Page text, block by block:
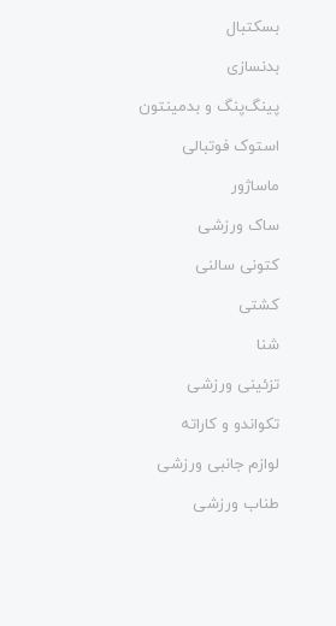
بسکتبال
بدنسازی
پینگ‌پنگ و بدمينتون
استوک فوتبالی
ماساژور
ساک ورزشی
کتونی سالنی
کشتی
شنا
تزئینی ورزشی
تکواندو و کاراته
لوازم جانبی ورزشی
طناب ورزشی